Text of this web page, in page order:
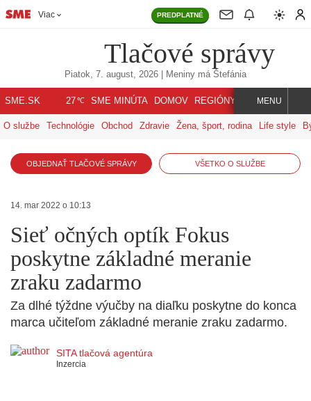
Viac PREDPLATNÉ
Tlačové správy
Piatok, 7. august, 2026 | Meniny má Štefánia
SME.SK 27℃ SME MINÚTA DOMOV REGIÓNY INDEX SVET
MENU
O službe Technológie Obchod Zdravie Žena, šport, rodina Life style
OBJEDNAŤ TLAČOVÉ SPRÁVY VŠETKO O SLUŽBE
14. mar 2022 o 10:13
Sieť očných optík Fokus
poskytne základné meranie
zraku zadarmo
Za dlhé týždne výučby na diaľku poskytne do konca
marca učiteľom základné meranie zraku zadarmo.
SITA tlačová agentúra
Inzercia